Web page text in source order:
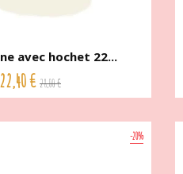
avec hochet 22...
22,40 € 28,00 €
-20%